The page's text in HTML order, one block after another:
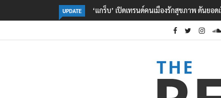
UPDATE
ง 5 เท่า สั่งกาแฟดำ-อกไก่ทะลัก‘พาณิชย์’ เปิดหลักสูตร FTA Club รุ่น 4 ดึงเ
ระเบียบโลกใหม่